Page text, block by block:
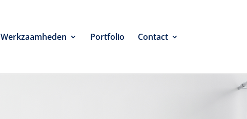
Werkzaamheden Portfolio Contact